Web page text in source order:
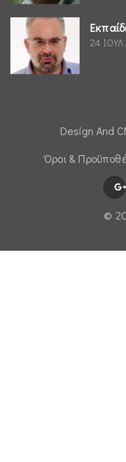
24 ΙΟΥΛ
Design And
Όροι &
©